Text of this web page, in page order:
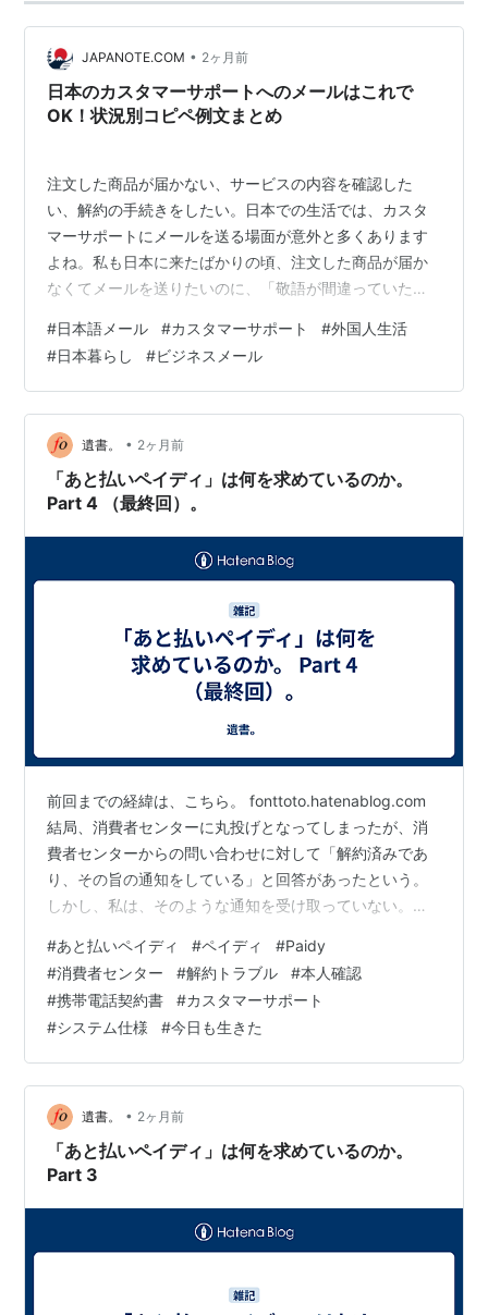
JAPANOTE.COM • 2ヶ月前
日本のカスタマーサポートへのメールはこれで
OK！状況別コピペ例文まとめ
注文した商品が届かない、サービスの内容を確認した
い、解約の手続きをしたい。日本での生活では、カスタ
マーサポートにメールを送る場面が意外と多くあります
よね。私も日本に来たばかりの頃、注文した商品が届か
なくてメールを送りたいのに、「敬語が間違っていたら
語でどう書けばいいかわからず、送るのをためらってし
まう気持ちは本当によく分かります。今回紹介する文章
は、丁寧な敬語をベースにしています。ただ、外国人に
とっても使いやすいよう、難しい言い回しはできるだけ
避けて作りました。そのままコピペして使ってみてくだ
さいね。 この記事でわかること カスタマーサポートへ…
#日本語メール #カスタマーサポート #外国人生活
#日本暮らし #ビジネスメール
遺書。 • 2ヶ月前
「あと払いペイディ」は何を求めているのか。
Part 4 （最終回）。
前回までの経緯は、こちら。 fonttoto.hatenablog.com
結局、消費者センターに丸投げとなってしまったが、消
費者センターからの問い合わせに対して「解約済みであ
り、その旨の通知をしている」と回答があったという。
しかし、私は、そのような通知を受け取っていない。確
の仕様上、２度は送信できない」とのこと。 ちなみに通
知をした日付は「言えない」だそうだ。「解約済みであ
り、その旨の通知をしている」のに「解約できないから
携帯電話の契約書を送れ」と言ってきたのか。 消費者セ
ンターが「解約済み」と聞いたことを記録しておいてく
れるというので、そ…
#あと払いペイディ #ペイディ #Paidy
#消費者センター #解約トラブル #本人確認
#携帯電話契約書 #カスタマーサポート
#システム仕様 #今日も生きた
遺書。 • 2ヶ月前
「あと払いペイディ」は何を求めているのか。
Part 3